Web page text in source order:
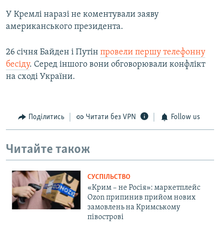
У Кремлі наразі не коментували заяву
американського президента.
26 січня Байден і Путін провели першу телефонну
бесіду. Серед іншого вони обговорювали конфлікт
на сході України.
Поділитись Читати без VPN Follow us
Читайте також
СУСПІЛЬСТВО
«Крим – не Росія»: маркетплейс
Ozon припинив прийом нових
замовлень на Кримському
півострові